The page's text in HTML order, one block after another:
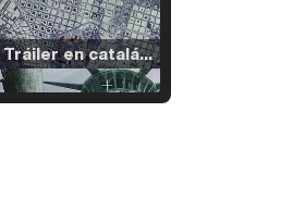
Tráiler en catalán de 'Ravalear', la nueva serie de HBO Max sobre los fondos buitre